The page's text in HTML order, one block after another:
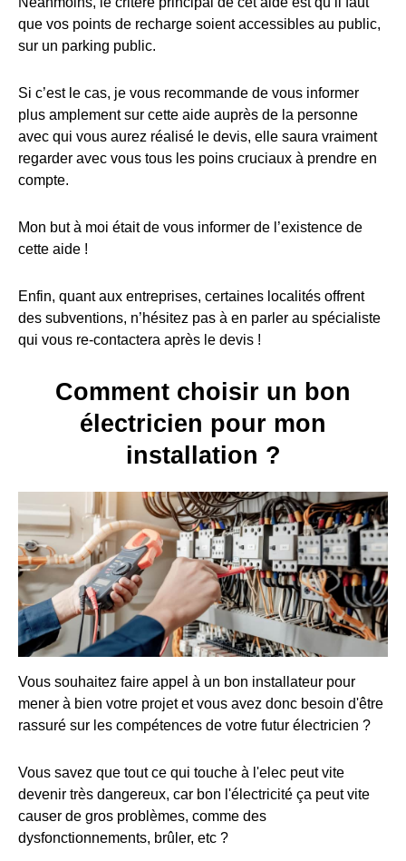
que vos points de recharge soient accessibles au public,
sur un parking public.
Si c’est le cas, je vous recommande de vous informer
plus amplement sur cette aide auprès de la personne
avec qui vous aurez réalisé le devis, elle saura vraiment
regarder avec vous tous les poins cruciaux à prendre en
compte.
Mon but à moi était de vous informer de l’existence de
cette aide !
Enfin, quant aux entreprises, certaines localités offrent
des subventions, n’hésitez pas à en parler au spécialiste
qui vous re-contactera après le devis !
Comment choisir un bon
électricien pour mon
installation ?
Vous souhaitez faire appel à un bon installateur pour
mener à bien votre projet et vous avez donc besoin d'être
rassuré sur les compétences de votre futur électricien ?
Vous savez que tout ce qui touche à l'elec peut vite
devenir très dangereux, car bon l'électricité ça peut vite
causer de gros problèmes, comme des
dysfonctionnements, brûler, etc ?